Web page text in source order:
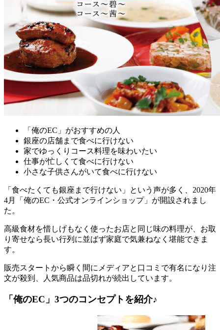
「俺のEC」がおすすめの人
銀座の店舗まで食べに行けない
家でゆっくりコース料理を味わいたい
仕事が忙しくて食べに行けない
小さな子供さんがいて食べに行けない
「食べたくても銀座まで行けない」という声が多く、2020年
4月「俺のEC・公式オンラインショップ」が開設されまし
た。
高級食材を惜しげもなく使ったお店と同じ味の料理が、お取
り寄せなら長い行列に並ばず家庭で気兼ねなく堪能できま
す。
販売スタートから瞬く間にメディアと口コミで有名になり注
文が殺到、人気商品は品切れが続出しています。
「俺のEC」3つのコンセプトを紹介♪